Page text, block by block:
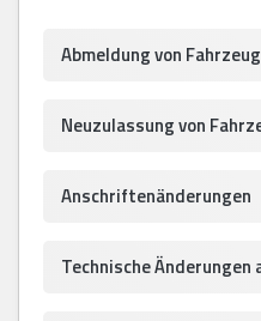
Abmeldung von
Neuzulassung von
Anschriftenänderungen
Technische